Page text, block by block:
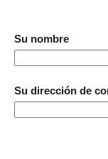
Su nombre
Su dirección de